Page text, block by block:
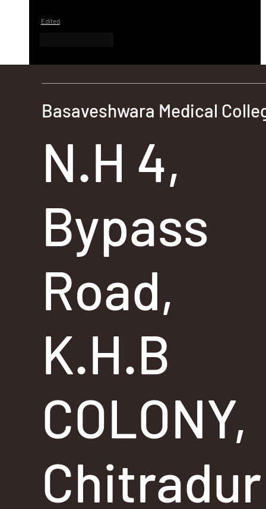
Edited
N.H 4,
Bypass
Road,
K.H.B
COLONY,
Chitradur
Basaveshwara Medical